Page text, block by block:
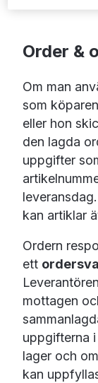
Order &
Om man
som
eller hon
den lagda
uppgifter
kan artiklar
Ordern
ett
mottagen
uppgifterna
lager och
kan